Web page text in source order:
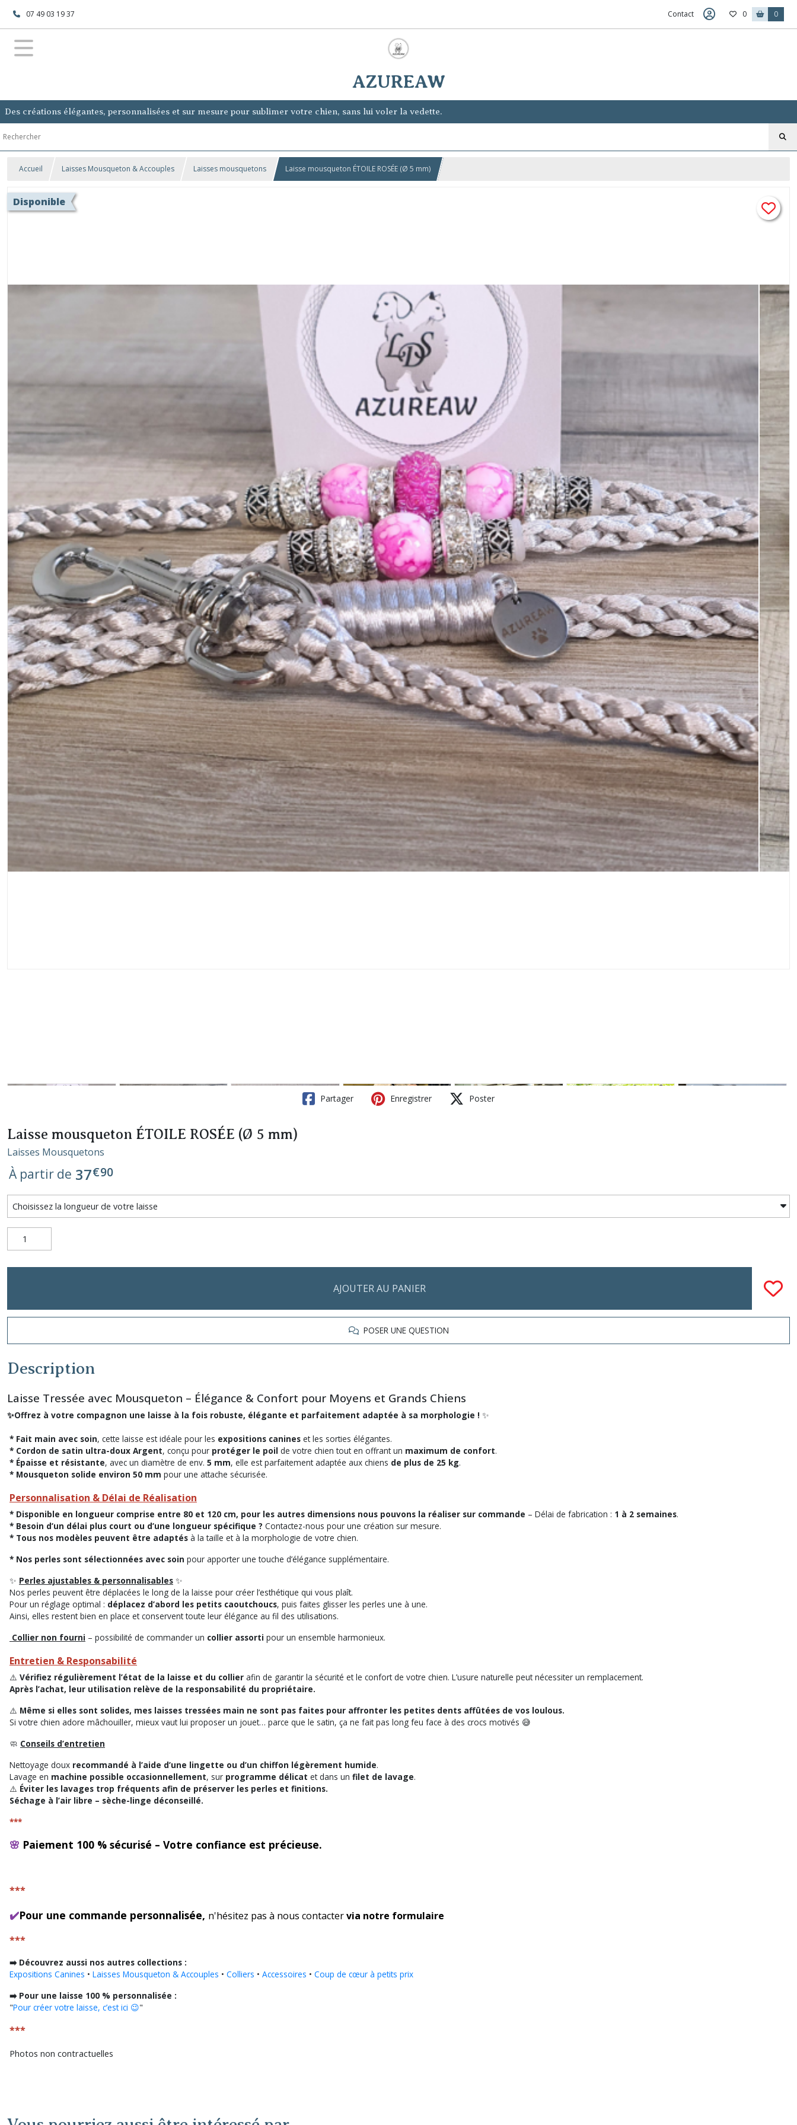
07 49 03 19 37 Contact 0 0
AZUREAW
Des créations élégantes, personnalisées et sur mesure pour sublimer votre chien, sans lui voler la vedette.
Accueil Laisses Mousqueton & Accouples Laisses mousquetons Laisse mousqueton ÉTOILE ROSÉE (Ø 5 mm)
Disponible
Partager Enregistrer Poster
Laisse mousqueton ÉTOILE ROSÉE (Ø 5 mm)
Laisses Mousquetons
À partir de 37€90
AJOUTER AU PANIER
POSER UNE QUESTION
Description
Laisse Tressée avec Mousqueton – Élégance & Confort pour Moyens et Grands Chiens
✨Offrez à votre compagnon une laisse à la fois robuste, élégante et parfaitement adaptée à sa morphologie ! ✨
* Fait main avec soin, cette laisse est idéale pour les expositions canines et les sorties élégantes.
* Cordon de satin ultra-doux Argent, conçu pour protéger le poil de votre chien tout en offrant un maximum de confort.
* Épaisse et résistante, avec un diamètre de env. 5 mm, elle est parfaitement adaptée aux chiens de plus de 25 kg.
* Mousqueton solide environ 50 mm pour une attache sécurisée.
Personnalisation & Délai de Réalisation
* Disponible en longueur comprise entre 80 et 120 cm, pour les autres dimensions nous pouvons la réaliser sur commande – Délai de fabrication : 1 à 2 semaines.
* Besoin d’un délai plus court ou d’une longueur spécifique ? Contactez-nous pour une création sur mesure.
* Tous nos modèles peuvent être adaptés à la taille et à la morphologie de votre chien.
* Nos perles sont sélectionnées avec soin pour apporter une touche d’élégance supplémentaire.
✨ Perles ajustables & personnalisables ✨
Nos perles peuvent être déplacées le long de la laisse pour créer l’esthétique qui vous plaît.
Pour un réglage optimal : déplacez d’abord les petits caoutchoucs, puis faites glisser les perles une à une.
Ainsi, elles restent bien en place et conservent toute leur élégance au fil des utilisations.
Collier non fourni – possibilité de commander un collier assorti pour un ensemble harmonieux.
Entretien & Responsabilité
⚠️ Vérifiez régulièrement l’état de la laisse et du collier afin de garantir la sécurité et le confort de votre chien. L’usure naturelle peut nécessiter un remplacement.
Après l’achat, leur utilisation relève de la responsabilité du propriétaire.
⚠️ Même si elles sont solides, mes laisses tressées main ne sont pas faites pour affronter les petites dents affûtées de vos loulous.
Si votre chien adore mâchouiller, mieux vaut lui proposer un jouet… parce que le satin, ça ne fait pas long feu face à des crocs motivés 😅
🧼 Conseils d’entretien
Nettoyage doux recommandé à l’aide d’une lingette ou d’un chiffon légèrement humide.
Lavage en machine possible occasionnellement, sur programme délicat et dans un filet de lavage.
⚠️ Éviter les lavages trop fréquents afin de préserver les perles et finitions.
Séchage à l’air libre – sèche-linge déconseillé.
***
🌸 Paiement 100 % sécurisé – Votre confiance est précieuse.
***
✔️Pour une commande personnalisée, n'hésitez pas à nous contactervia notre formulaire
***
➡️ Découvrez aussi nos autres collections :
Expositions Canines • Laisses Mousqueton & Accouples • Colliers • Accessoires • Coup de cœur à petits prix
➡️ Pour une laisse 100 % personnalisée :
"Pour créer votre laisse, c’est ici 😉"
***
Photos non contractuelles